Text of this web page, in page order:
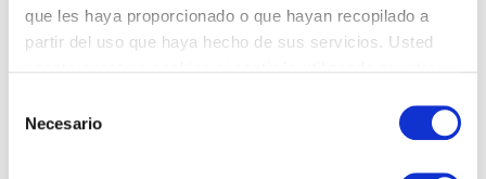
que les haya proporcionado o que hayan recopilado a
partir del uso que haya hecho de sus servicios. Usted
Necesario